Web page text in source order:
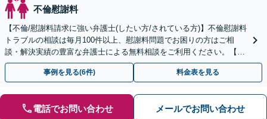
不倫慰謝料
【不倫/慰謝料請求に強い弁護士(したい方/されている方)】不倫慰謝料
トラブルの相談は毎月100件以上、慰謝料問題でお困りの方はご相
談・解決実績の豊富な弁護士による無料相談をご利用ください。【不
倫相談は初回0円】【全国対応】
事例を見る(6件) 料金表を見る
電話でお問い合わせ メールでお問い合わせ